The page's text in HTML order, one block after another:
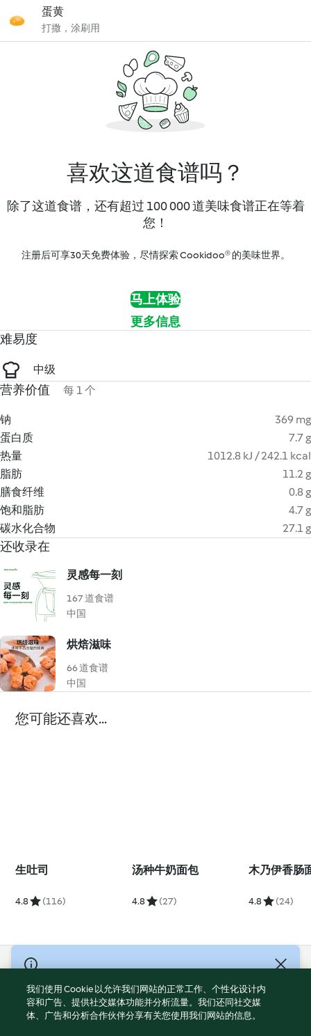
蛋黄
打撒，涂刷用
喜欢这道食谱吗？
除了这道食谱，还有超过 100 000 道美味食谱正在等着
您！
注册后可享30天免费体验，尽情探索 Cookidoo® 的美味世界。
马上体验
更多信息
难易度
中级
营养价值 每 1 个
钠
369 mg
蛋白质
7.7 g
热量
1012.8 kJ / 242.1 kcal
脂肪
11.2 g
膳食纤维
0.8 g
饱和脂肪
4.7 g
碳水化合物
27.1 g
还收录在
灵感每一刻
167 道食谱
中国
烘焙滋味
66 道食谱
中国
您可能还喜欢...
生吐司
4.8 (116)
汤种牛奶面包
4.8 (27)
木乃伊香肠
4.8 (24)
© Copyright 2021-2023 福维克信息科技(上海)有限公司 版权所有
2026
使用规定
我们使用 Cookie 以允许我们网站的正常工作、个性化设计内
容和广告、提供社交媒体功能并分析流量。我们还同社交媒
体、广告和分析合作伙伴分享有关您使用我们网站的信息。